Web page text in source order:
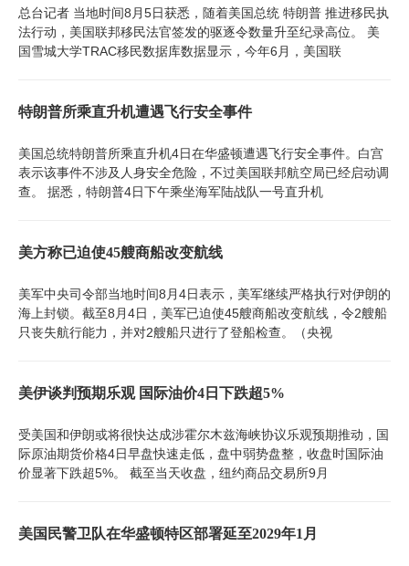
总台记者 当地时间8月5日获悉，随着美国总统 特朗普 推进移民执
法行动，美国联邦移民法官签发的驱逐令数量升至纪录高位。 美
国雪城大学TRAC移民数据库数据显示，今年6月，美国联
特朗普所乘直升机遭遇飞行安全事件
美国总统特朗普所乘直升机4日在华盛顿遭遇飞行安全事件。白宫
表示该事件不涉及人身安全危险，不过美国联邦航空局已经启动调
查。 据悉，特朗普4日下午乘坐海军陆战队一号直升机
美方称已迫使45艘商船改变航线
美军中央司令部当地时间8月4日表示，美军继续严格执行对伊朗的
海上封锁。截至8月4日，美军已迫使45艘商船改变航线，令2艘船
只丧失航行能力，并对2艘船只进行了登船检查。（央视
美伊谈判预期乐观 国际油价4日下跌超5%
受美国和伊朗或将很快达成涉霍尔木兹海峡协议乐观预期推动，国
际原油期货价格4日早盘快速走低，盘中弱势盘整，收盘时国际油
价显著下跌超5%。 截至当天收盘，纽约商品交易所9月
美国民警卫队在华盛顿特区部署延至2029年1月